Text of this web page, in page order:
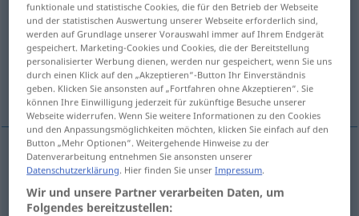
(Für mehr Details die Übersetzung anklicken/antippen)
Kegel Gastspiel
Weitere Beispiele...
Kegelm bolo
funktionale und statistische Cookies, die für den Betrieb der Webseite
und der statistischen Auswertung unserer Webseite erforderlich sind,
werden auf Grundlage unserer Vorauswahl immer auf Ihrem Endgerät
gespeichert. Marketing-Cookies und Cookies, die der Bereitstellung
personalisierter Werbung dienen, werden nur gespeichert, wenn Sie uns
durch einen Klick auf den „Akzeptieren“-Button Ihr Einverständnis
geben. Klicken Sie ansonsten auf „Fortfahren ohne Akzeptieren“. Sie
können Ihre Einwilligung jederzeit für zukünftige Besuche unserer
Webseite widerrufen. Wenn Sie weitere Informationen zu den Cookies
und den Anpassungsmöglichkeiten möchten, klicken Sie einfach auf den
Button „Mehr Optionen“. Weitergehende Hinweise zu der
Datenverarbeitung entnehmen Sie ansonsten unserer
Datenschutzerklärung. Hier finden Sie unserImpressum.
Wir und unsere Partner verarbeiten Daten, um
Folgendes bereitzustellen: